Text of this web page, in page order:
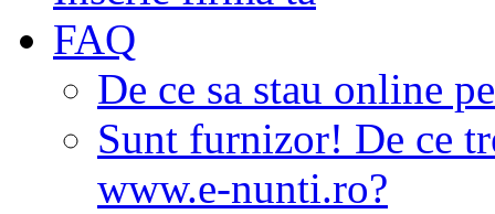
FAQ
De ce sa stau online
Sunt furnizor! De ce
www.e-nunti.ro?